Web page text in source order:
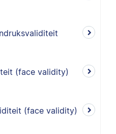
(face validity)
(face validity)